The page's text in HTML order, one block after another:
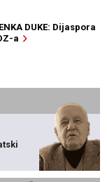
DUKE: Dijaspora
a